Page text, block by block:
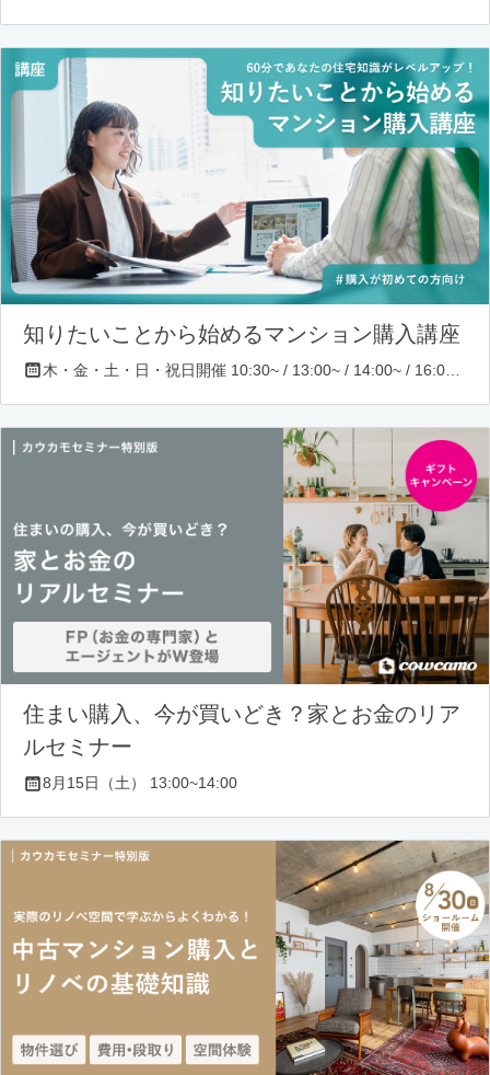
知りたいことから始めるマンション購入講座
住まい購入、今が買いどき？家とお金のリア
ルセミナー
8月15日（土） 13:00~14:00